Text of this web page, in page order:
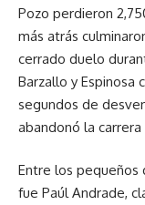
Pozo perdieron
más atrás
cerrado duelo
Barzallo y Espinosa
segundos de
abandonó la carrera
Entre los pequeños
fue Paúl Andrade,